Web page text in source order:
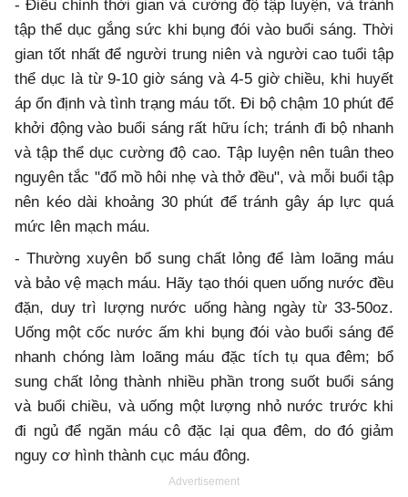
- Điều chỉnh thời gian và cường độ tập luyện, và tránh
tập thể dục gắng sức khi bụng đói vào buổi sáng. Thời
gian tốt nhất để người trung niên và người cao tuổi tập
thể dục là từ 9-10 giờ sáng và 4-5 giờ chiều, khi huyết
áp ổn định và tình trạng máu tốt. Đi bộ chậm 10 phút để
khởi động vào buổi sáng rất hữu ích; tránh đi bộ nhanh
và tập thể dục cường độ cao. Tập luyện nên tuân theo
nguyên tắc "đổ mồ hôi nhẹ và thở đều", và mỗi buổi tập
nên kéo dài khoảng 30 phút để tránh gây áp lực quá
mức lên mạch máu.
- Thường xuyên bổ sung chất lỏng để làm loãng máu
và bảo vệ mạch máu. Hãy tạo thói quen uống nước đều
đặn, duy trì lượng nước uống hàng ngày từ 33-50oz.
Uống một cốc nước ấm khi bụng đói vào buổi sáng để
nhanh chóng làm loãng máu đặc tích tụ qua đêm; bổ
sung chất lỏng thành nhiều phần trong suốt buổi sáng
và buổi chiều, và uống một lượng nhỏ nước trước khi
đi ngủ để ngăn máu cô đặc lại qua đêm, do đó giảm
nguy cơ hình thành cục máu đông.
Advertisement